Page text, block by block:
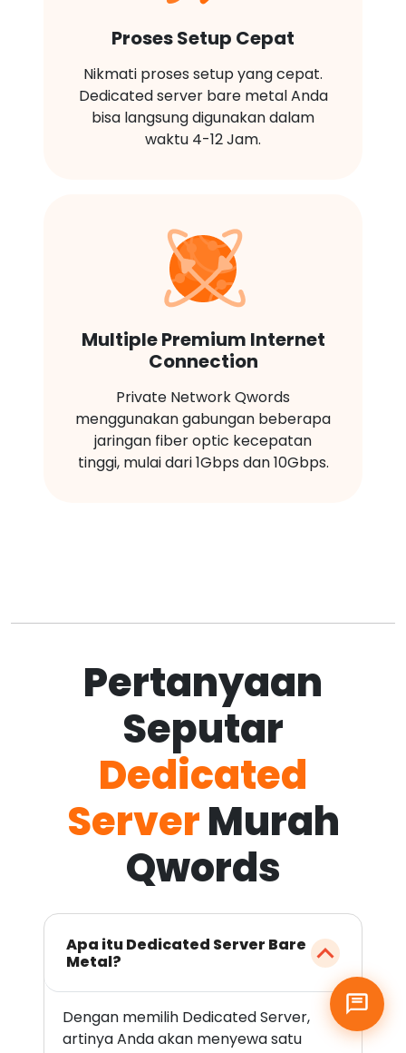
Proses Setup Cepat
Nikmati proses setup yang cepat.
Dedicated server bare metal Anda
bisa langsung digunakan dalam
waktu 4-12 Jam.
Multiple Premium Internet
Connection
Private Network Qwords
menggunakan gabungan beberapa
jaringan fiber optic kecepatan
tinggi, mulai dari 1Gbps dan 10Gbps.
Pertanyaan
Seputar
Dedicated
ServerMurah
Qwords
Apa itu Dedicated Server Bare
Metal?
Dengan memilih Dedicated Server,
artinya Anda akan menyewa satu